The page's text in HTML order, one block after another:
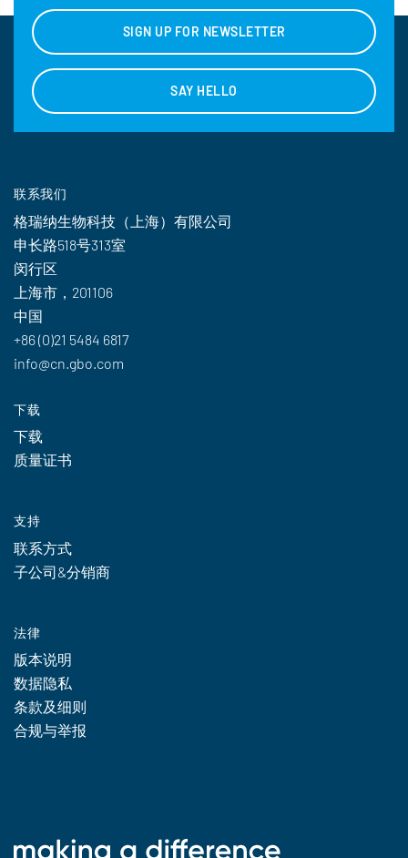
SIGN UP FOR NEWSLETTER
SAY HELLO
联系我们
格瑞纳生物科技（上海）有限公司
申长路518号313室
闵行区
上海市，201106
中国
+86 (0)21 5484 6817
info@cn.gbo.com
下载
下载
质量证书
支持
联系方式
子公司&分销商
法律
版本说明
数据隐私
条款及细则
合规与举报